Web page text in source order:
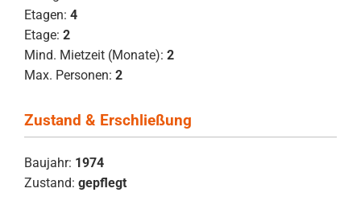
Etagen: 4
Etage: 2
Mind. Mietzeit (Monate): 2
Max. Personen: 2
Zustand & Erschließung
Baujahr: 1974
Zustand: gepflegt